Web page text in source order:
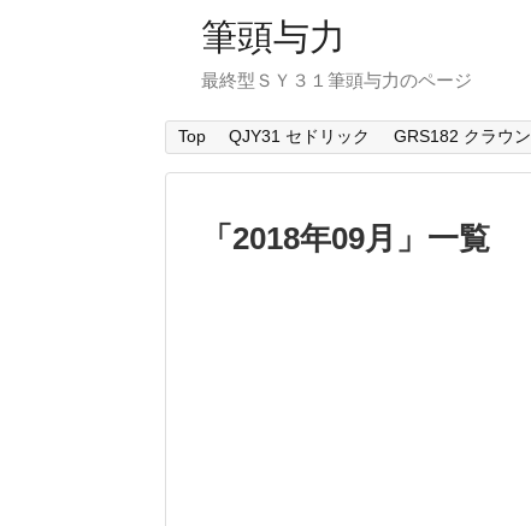
筆頭与力
最終型ＳＹ３１筆頭与力のページ
Top QJY31 セドリック GRS182 クラウン
「 2018年09月 」 一覧